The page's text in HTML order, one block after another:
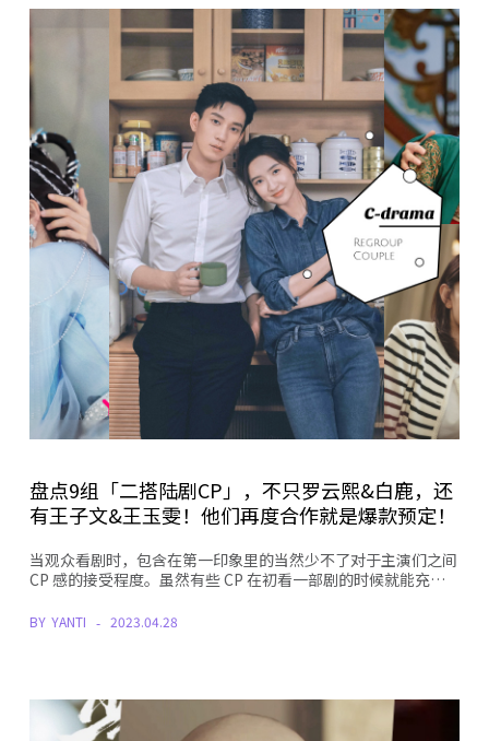
盘点9组「二搭陆剧CP」，不只罗云熙&白鹿，还
有王子文&王玉雯！他们再度合作就是爆款预定！
当观众看剧时，包含在第一印象里的当然少不了对于主演们之间
CP 感的接受程度。虽然有些 CP 在初看一部剧的时候就能充…
BY YANTI 2023.04.28